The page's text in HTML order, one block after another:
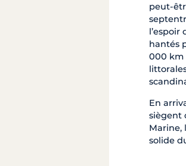
peut-
hantés
000 km
En
siègent
Marine,
solide